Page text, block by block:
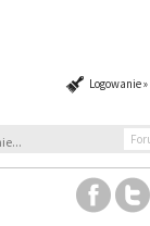
Logowanie »